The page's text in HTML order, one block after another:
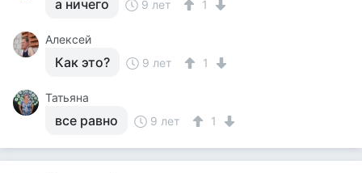
а ничего 9 лет 1
Алексей
Как это? 9 лет 1
Татьяна
все равно 9 лет 1